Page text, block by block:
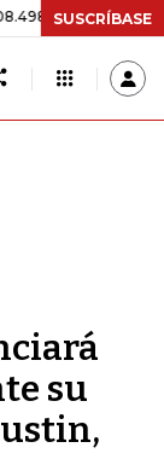
+$ 8.753,81 +2,19%
SUSCRÍBASE
su